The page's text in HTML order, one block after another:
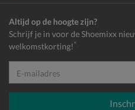
Altijd op de hoogte zijn?
Schrijf je in voor de Shoemixx
welkomstkorting! *
E-mailadres